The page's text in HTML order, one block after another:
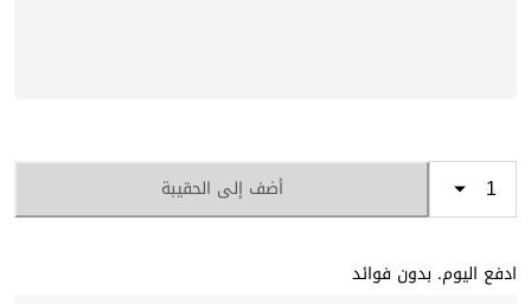
أضف إلى الحقيبة
ادفع اليوم. بدون فوائد